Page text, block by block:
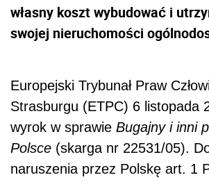
własny koszt wybudować i
swojej nieruchomości
Europejski Trybunał Praw
Strasburgu (ETPC) 6 listopada
wyrok w sprawie Bugajny i inni
Polsce (skarga nr 22531/05).
naruszenia przez Polskę art. 1